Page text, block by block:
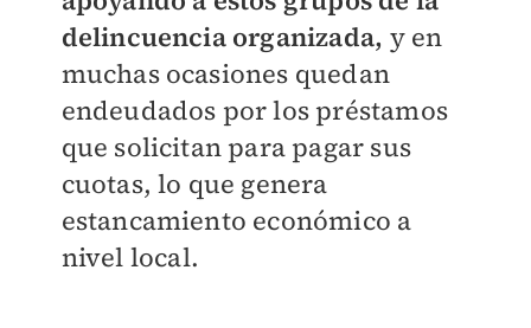
delincuencia organizada, y en
muchas ocasiones quedan
endeudados por los préstamos
que solicitan para pagar sus
cuotas, lo que genera
estancamiento económico a
nivel local.